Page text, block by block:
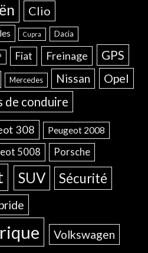
Clio
Cupra Dacia
Fiat Freinage GPS
Mercedes Nissan Opel
de conduire
308 Peugeot 2008
5008 Porsche
SUV Sécurité
Volkswagen